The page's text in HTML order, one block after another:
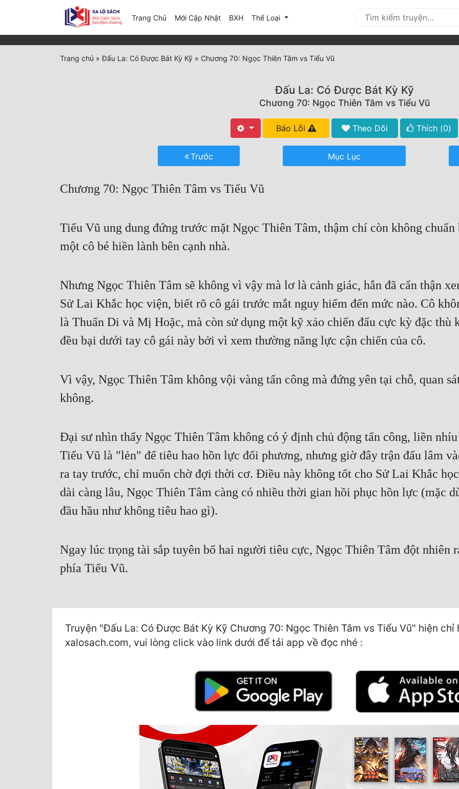
Trang Chủ Mới Cập Nhật(current)
BXH Thể Loại
Trang chủ »Đấu La: Có Được Bát Kỳ Kỹ » Chương 70: Ngọc Thiên Tâm vs Tiểu Vũ
Đấu La: Có Được Bát Kỳ Kỹ
Chương 70: Ngọc Thiên Tâm vs Tiểu Vũ
Báo Lỗi Theo Dõi Thích (0)
Trước Mục Lục
Chương 70: Ngọc Thiên Tâm vs Tiểu Vũ
Tiểu Vũ ung dung đứng trước mặt Ngọc Thiên Tâm, thậm chí còn không
một cô bé hiền lành bên cạnh nhà.
Nhưng Ngọc Thiên Tâm sẽ không vì vậy mà lơ là cảnh giác, hắn đã cẩn thận
Sử Lai Khắc học viện, biết rõ cô gái trước mắt nguy hiểm đến mức nào. Cô
là Thuấn Di và Mị Hoặc, mà còn sử dụng một kỹ xảo chiến đấu cực kỳ đặc thù
đều bại dưới tay cô gái này bởi vì xem thường năng lực cận chiến của cô.
Vì vậy, Ngọc Thiên Tâm không vội vàng tấn công mà đứng yên tại chỗ, quan
không.
Đại sư nhìn thấy Ngọc Thiên Tâm không có ý định chủ động tấn công, liền
Tiểu Vũ là "lẻn" để tiêu hao hồn lực đối phương, nhưng giờ đây trận đấu lâm
ra tay trước, chỉ muốn chờ đợi thời cơ. Điều này không tốt cho Sử Lai Khắc
dài càng lâu, Ngọc Thiên Tâm càng có nhiều thời gian hồi phục hồn lực (mặc
đầu hầu như không tiêu hao gì).
Ngay lúc trọng tài sắp tuyên bố hai người tiêu cực, Ngọc Thiên Tâm đột nhiên
phía Tiểu Vũ.
Truyện "Đấu La: Có Được Bát Kỳ Kỹ Chương 70: Ngọc Thiên Tâm vs Tiểu Vũ" hiện
xalosach.com, vui lòng click vào link dưới để tải app về đọc nhé :